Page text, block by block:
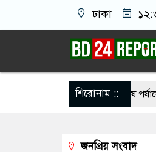
ঢাকা
শিরোনাম ::
বিরুদ্ধে তদন্ত শেষ পর্যায়ে, দ্রুত
গিয়ে ধর্ষণের শিকার কিশোরী
জনপ্রিয় সংবাদ